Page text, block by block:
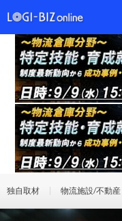
独自取材 物流施設/不動産